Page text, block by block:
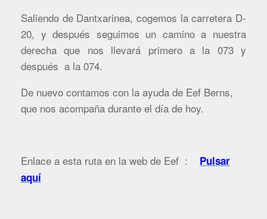
Saliendo de Dantxarinea, cogemos la carretera D-
20, y después seguimos un camino a nuestra
derecha que nos llevará primero a la 073 y
después a la 074.
De nuevo contamos con la ayuda de Eef Berns,
que nos acompaña durante el día de hoy.
Enlace a esta ruta en la web de Eef : Pulsar
aquí